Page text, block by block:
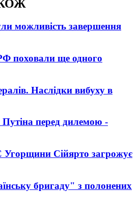
можливість завершення
поховали ще одного
Наслідки вибуху в
Путіна перед дилемою -
Сійярто загрожує
бригаду" з полонених